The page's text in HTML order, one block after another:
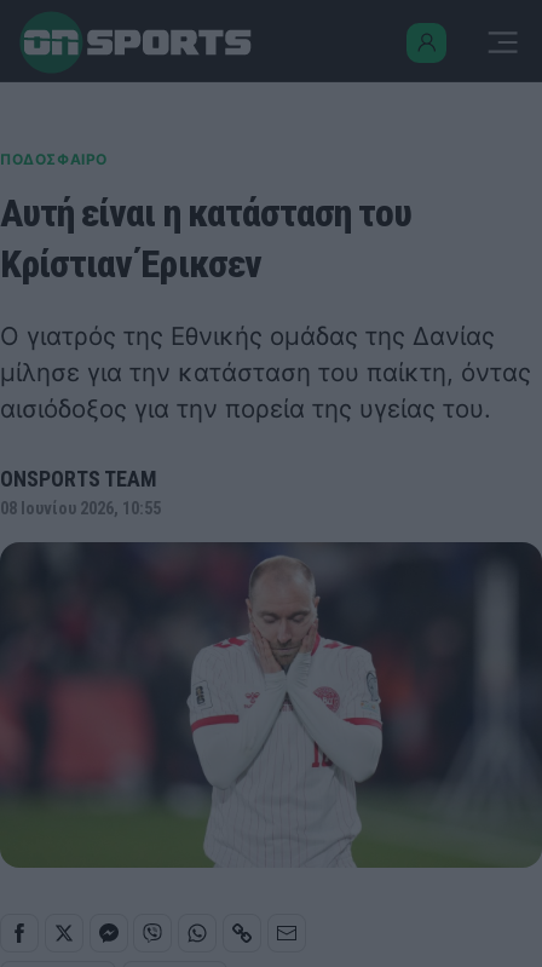
ΠΟΔΟΣΦΑΙΡΟ
Αυτή είναι η κατάσταση του
Κρίστιαν Έρικσεν
Ο γιατρός της Εθνικής ομάδας της Δανίας
μίλησε για την κατάσταση του παίκτη, όντας
αισιόδοξος για την πορεία της υγείας του.
ONSPORTS TEAM
08 Ιουνίου 2026, 10:55